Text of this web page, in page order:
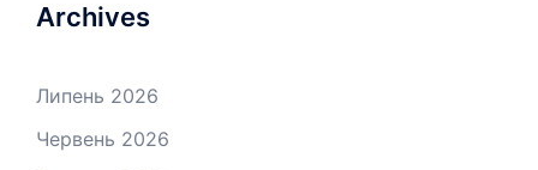
Archives
Липень 2026
Червень 2026